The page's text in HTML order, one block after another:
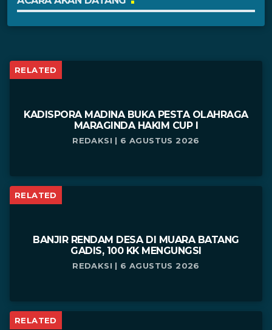
RELATED
KADISPORA MADINA BUKA PESTA OLAHRAGA
MARAGINDA HAKIM CUP I
REDAKSI | 6 AGUSTUS 2026
RELATED
BANJIR RENDAM DESA DI MUARA BATANG
GADIS, 100 KK MENGUNGSI
REDAKSI | 6 AGUSTUS 2026
RELATED